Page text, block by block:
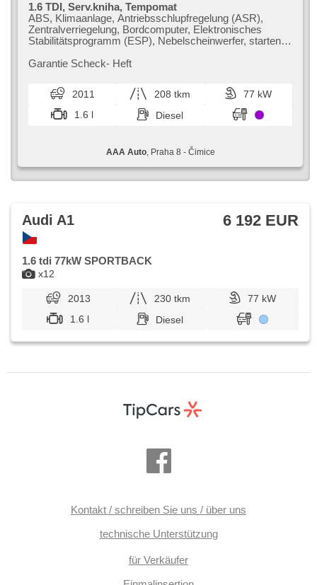
1.6 TDI, Serv.kniha, Tempomat
ABS, Klimaanlage, Antriebsschlupfregelung (ASR),
Zentralverriegelung, Bordcomputer, Elektronisches
Stabilitätsprogramm (ESP), Nebelscheinwerfer, starten
Seitenscheiben, Autoradio, Handgetriebe
Garantie Scheck​- Heft
2011 208 tkm
77 kW
1.6 l
Diesel
AAA Auto, Praha 8 - Čimice
x12
Audi A1 6 192 EUR
1.6 tdi 77kW SPORTBACK
2013 230 tkm
77 kW
1.6 l
Diesel
Kontakt / schreiben Sie uns / über uns
technische Unterstützung
für Verkäufer